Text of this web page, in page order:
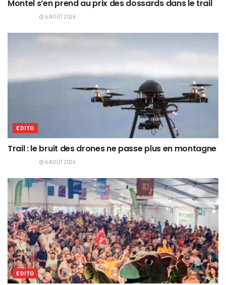
Montel s’en prend au prix des dossards dans le trail
6 AOÛT 2026
EDITO
Trail : le bruit des drones ne passe plus en montagne
6 AOÛT 2026
EDITO